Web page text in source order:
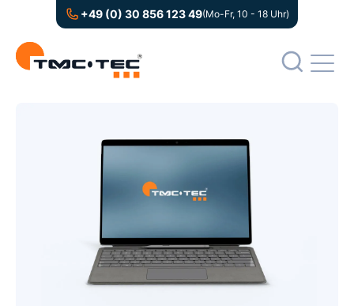
+49 (0) 30 856 123 49(Mo-Fr, 10 - 18 Uhr)